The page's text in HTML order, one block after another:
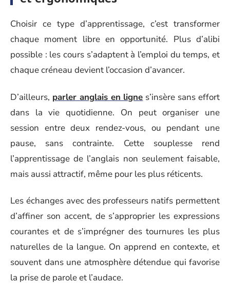
Choisir ce type d’apprentissage, c’est transformer
chaque moment libre en opportunité. Plus d’alibi
possible : les cours s’adaptent à l’emploi du temps, et
chaque créneau devient l’occasion d’avancer.
D’ailleurs, parler anglais en ligne s’insère sans effort
dans la vie quotidienne. On peut organiser une
session entre deux rendez-vous, ou pendant une
pause, sans contrainte. Cette souplesse rend
l’apprentissage de l’anglais non seulement faisable,
mais aussi attractif, même pour les plus réticents.
Les échanges avec des professeurs natifs permettent
d’affiner son accent, de s’approprier les expressions
courantes et de s’imprégner des tournures les plus
naturelles de la langue. On apprend en contexte, et
souvent dans une atmosphère détendue qui favorise
la prise de parole et l’audace.